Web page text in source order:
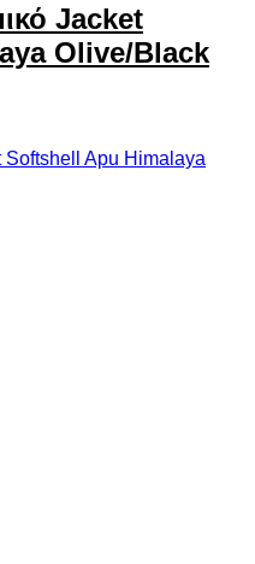
Jacket
Olive/Black